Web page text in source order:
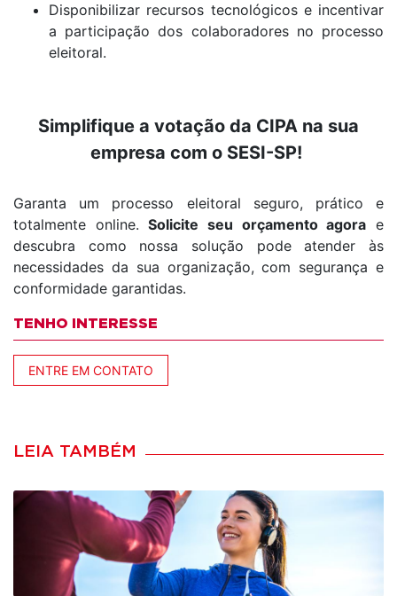
Disponibilizar recursos tecnológicos e incentivar
a participação dos colaboradores no processo
eleitoral.
Simplifique a votação da CIPA na sua
empresa com o SESI-SP!
Garanta um processo eleitoral seguro, prático e
totalmente online.Solicite seu orçamento agora e
descubra como nossa solução pode atender às
necessidades da sua organização, com segurança e
conformidade garantidas.
TENHO INTERESSE
ENTRE EM CONTATO
LEIA TAMBÉM